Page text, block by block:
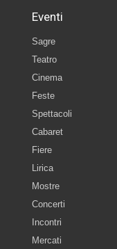
Eventi
Sagre
Teatro
Cinema
Feste
Spettacoli
Cabaret
Fiere
Lirica
Mostre
Concerti
Incontri
Mercati